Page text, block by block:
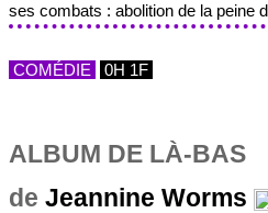
ses combats : abolition de la peine
COMÉDIE 0H 1F
ALBUM DE LÀ-BAS
de Jeannine Worms